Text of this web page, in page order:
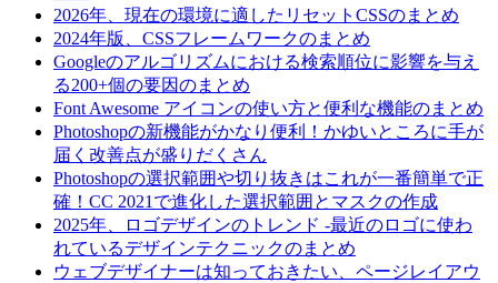
2026年、現在の環境に適したリセットCSSのまとめ
2024年版、CSSフレームワークのまとめ
Googleのアルゴリズムにおける検索順位に影響を与え
る200+個の要因のまとめ
Font Awesome アイコンの使い方と便利な機能のまとめ
Photoshopの新機能がかなり便利！かゆいところに手が
届く改善点が盛りだくさん
Photoshopの選択範囲や切り抜きはこれが一番簡単で正
確！CC 2021で進化した選択範囲とマスクの作成
2025年、ロゴデザインのトレンド -最近のロゴに使わ
れているデザインテクニックのまとめ
ウェブデザイナーは知っておきたい、ページレイアウ